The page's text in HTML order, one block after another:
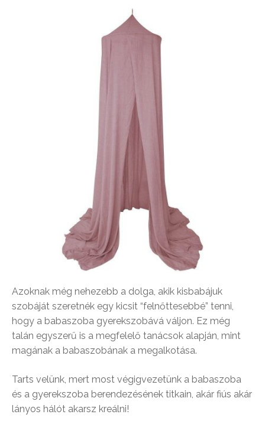
Azoknak még nehezebb a dolga, akik kisbabájuk
szobáját szeretnék egy kicsit “felnőttesebbé” tenni,
hogy a babaszoba gyerekszobává váljon. Ez még
talán egyszerű is a megfelelő tanácsok alapján, mint
magának a babaszobának a megalkotása.
Tarts velünk, mert most végigvezetünk a babaszoba
és a gyerekszoba berendezésének titkain, akár fiús akár
lányos hálót akarsz kreálni!